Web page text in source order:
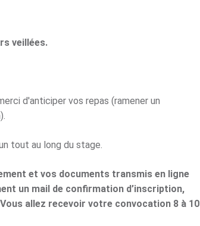
veillées.
d'anticiper vos repas (ramener un
tout au long du stage.
et vos documents transmis en ligne
un mail de confirmation d’inscription,
allez recevoir votre convocation 8 à 10